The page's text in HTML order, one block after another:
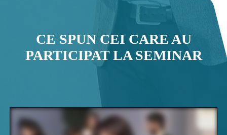
CE SPUN CEI CARE AU
PARTICIPAT LA SEMINAR